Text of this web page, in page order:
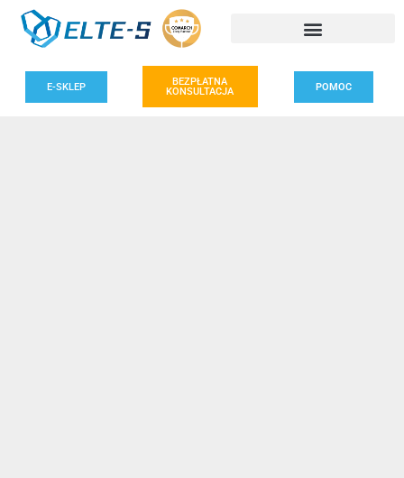
E-SKLEP
BEZPŁATNA
KONSULTACJA
POMOC